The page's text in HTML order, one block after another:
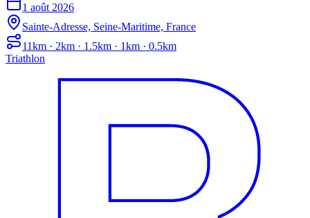
1 août 2026
Sainte-Adresse, Seine-Maritime, France
11km · 2km · 1.5km · 1km · 0.5km
Triathlon